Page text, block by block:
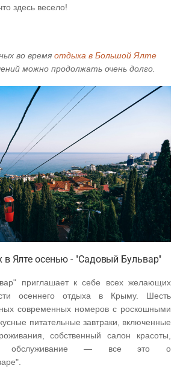
здесь весело!
во время отдыха в Большой Ялте
можно продолжать очень долго.
Ялте осенью - "Садовый Бульвар"
приглашает к себе всех желающих
осеннего отдыха в Крыму. Шесть
современных номеров с роскошными
питательные завтраки, включенные
собственный салон красоты,
обслуживание — все это о